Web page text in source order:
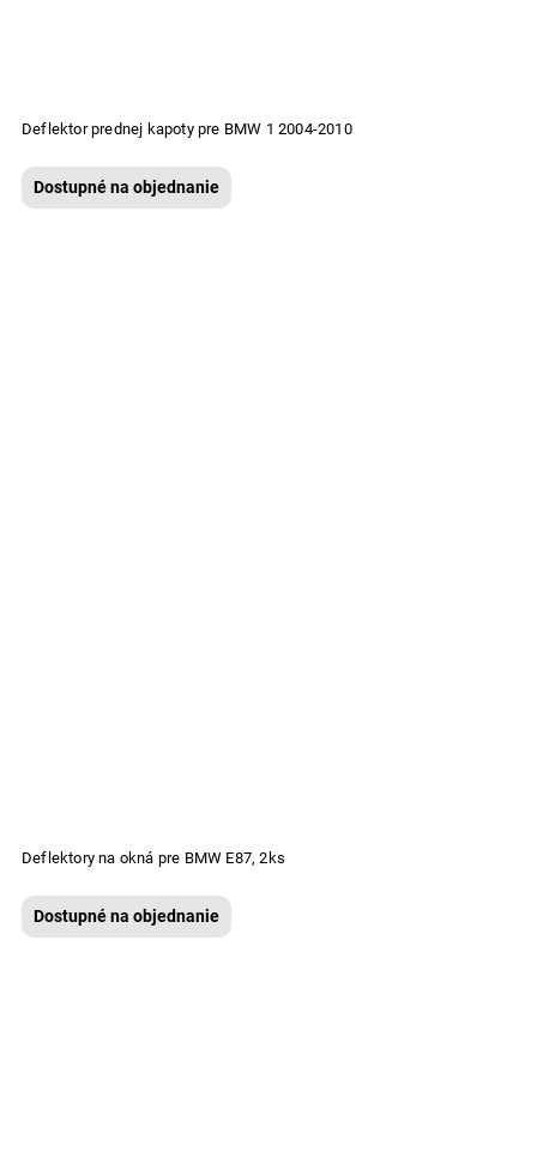
Deflektor prednej kapoty pre BMW 1 2004-2010
Dostupné na objednanie
Deflektory na okná pre BMW E87, 2ks
Dostupné na objednanie